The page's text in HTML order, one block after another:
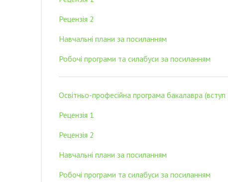
Рецензія 2
Навчальні плани за посиланням
Робочі програми та силабуси за посиланням
Освітньо-професійна програма бакалавра
Рецензія 1
Рецензія 2
Навчальні плани за посиланням
Робочі програми та силабуси за посиланням